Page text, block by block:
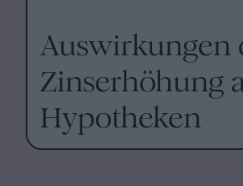
Auswirkungen
Zinserhöhung
Hypotheken